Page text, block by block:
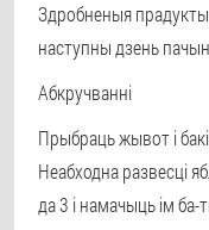
Здробненыя
наступны дзень
Абкручванні
Прыбраць жывот і
Неабходна развесці
да 3 і намачыць ім ба-